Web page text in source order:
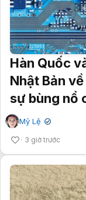
Hàn Quốc
Nhật Bản
sự bùng nổ
Mỹ Lệ ✔
3 giờ trước